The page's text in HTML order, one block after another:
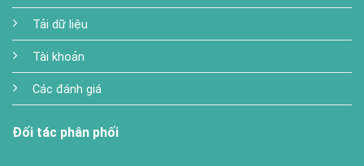
Tải dữ liệu
Tài khoản
Các đánh giá
Đối tác phân phối